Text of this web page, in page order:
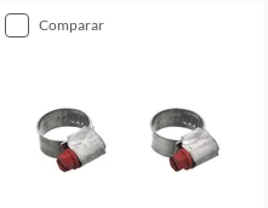
comparar